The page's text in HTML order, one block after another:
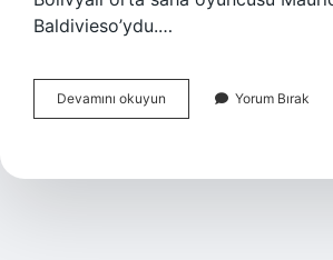
Baldivieso’ydu.…
Devamını okuyun Profesyonel
Futbolcu
Yaşında
Yorum Bırak